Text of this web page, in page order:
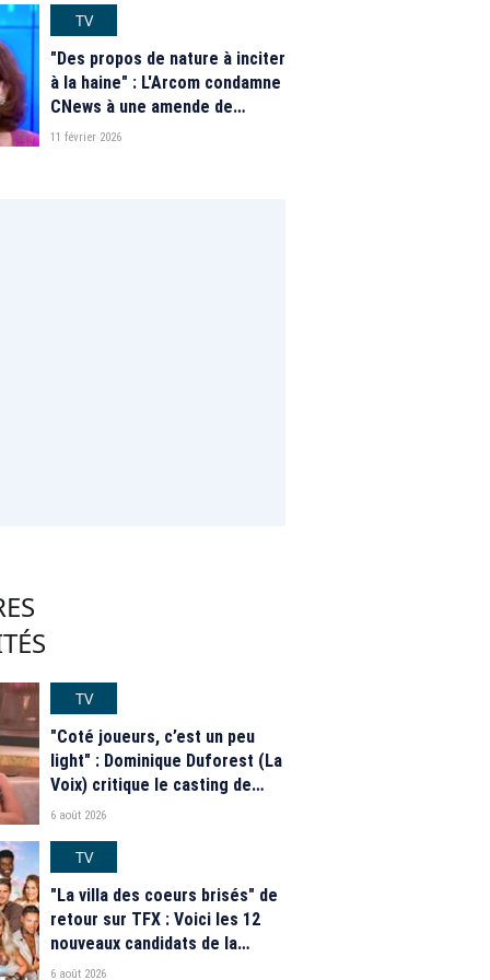
TV
"Des propos de nature à inciter
à la haine" : L'Arcom condamne
CNews à une amende de
100.000 euros après deux
11 février 2026
TV
"Coté joueurs, c’est un peu
light" : Dominique Duforest (La
Voix) critique le casting de
"Secret Story" 2026
6 août 2026
TV
"La villa des coeurs brisés" de
retour sur TFX : Voici les 12
nouveaux candidats de la
saison 2026
6 août 2026